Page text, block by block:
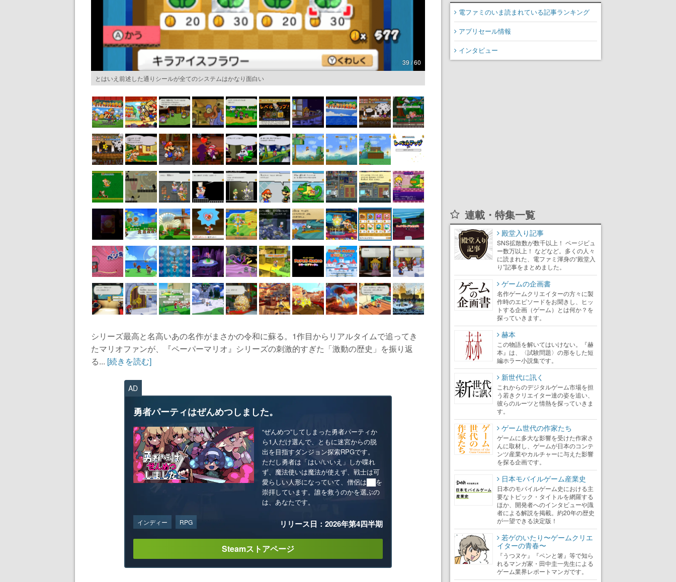
39 / 60
とはいえ前述した通りシールが全てのシステムはかなり面白い
シリーズ最高と名高いあの名作がまさかの令和に蘇る。1作目からリアルタイムで追ってき
たマリオファンが、『ペーパーマリオ』シリーズの刺激的すぎた「激動の歴史」を振り返
る... [続きを読む]
AD
勇者パーティはぜんめつしました。
“ぜんめつ”してしまった勇者パーティか
ら1人だけ選んで、ともに迷宮からの脱
出を目指すダンジョン探索RPGです。
ただし勇者は「はい/いいえ」しか喋れ
ず、魔法使いは魔法が使えず、戦士は可
愛らしい人形になっていて、僧侶は██を
崇拝しています。誰を救うのかを選ぶの
は、あなたです。
インディー RPG リリース日：2026年第4四半期
Steamストアページ
電ファミのいま読まれている記事ランキング
アプリセール情報
インタビュー
連載・特集一覧
殿堂入り記事
SNS拡散数が数千以上！ ページビュ
ー数万以上！ などなど。多くの人々
に読まれた、電ファミ渾身の“殿堂入
り”記事をまとめました。
ゲームの企画書
名作ゲームクリエイターの方々に製
作時のエピソードをお聞きし、ヒッ
トする企画（ゲーム）とは何か？を
探っていきます。
赫本
この物語を解いてはいけない。『赫
本』は、〈試験問題〉の形をした短
編ホラー小説集です。
新世代に訊く
これからのデジタルゲーム市場を担
う若きクリエイター達の姿を追い、
彼らのルーツと情熱を探っていきま
す。
ゲーム世代の作家たち
ゲームに多大な影響を受けた作家さ
んに取材し、ゲームが日本のコンテ
ンツ産業やカルチャーに与えた影響
を探る企画です。
日本モバイルゲーム産業史
日本のモバイルゲーム史における主
要なトピック・タイトルを網羅する
ほか、開発者へのインタビューや識
者による解説を掲載。約20年の歴史
が一望できる決定版！
若ゲのいたり〜ゲームクリエ
イターの青春〜
『うつヌケ』『ペンと箸』等で知ら
れるマンガ家・田中圭一先生による
ゲーム業界レポートマンガです。